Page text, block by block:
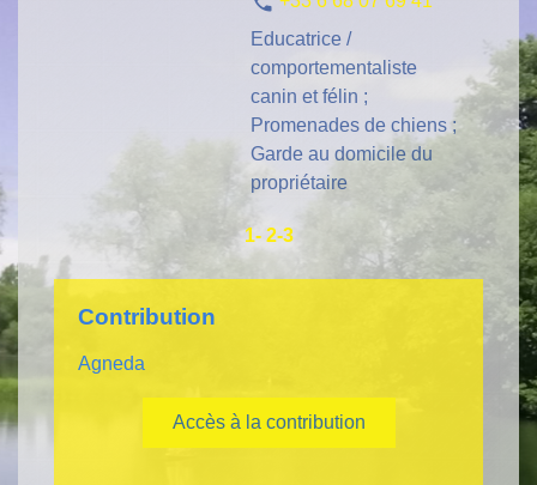
Educatrice /
comportementaliste
canin et félin ;
Promenades de chiens ;
Garde au domicile du
propriétaire
1- 2-3
Contribution
Agneda
Accès à la contribution